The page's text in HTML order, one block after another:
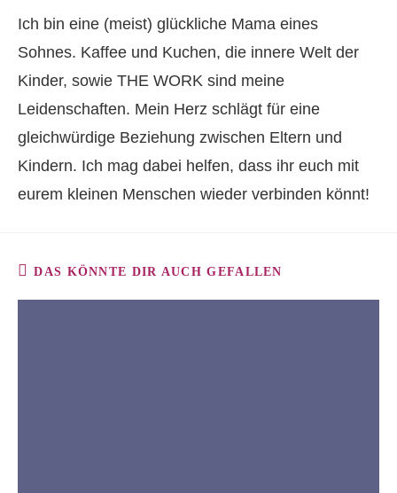
Ich bin eine (meist) glückliche Mama eines
Sohnes. Kaffee und Kuchen, die innere Welt der
Kinder, sowie THE WORK sind meine
Leidenschaften. Mein Herz schlägt für eine
gleichwürdige Beziehung zwischen Eltern und
Kindern. Ich mag dabei helfen, dass ihr euch mit
eurem kleinen Menschen wieder verbinden könnt!
DAS KÖNNTE DIR AUCH GEFALLEN